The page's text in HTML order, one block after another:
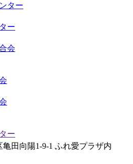
ター
ー
会
田向陽1-9-1 ふれ愛プラザ内